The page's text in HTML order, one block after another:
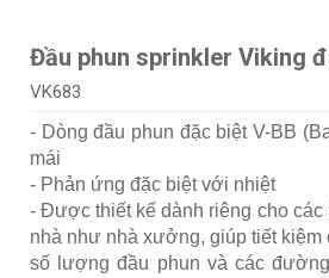
Đầu phun sprinkler Viking
VK683
- Dòng đầu phun đặc biệt V-BB
mái
- Phản ứng đặc biệt với nhiệt
- Được thiết kế dành riêng cho các
nhà như nhà xưởng, giúp tiết kiệm
số lượng đầu phun và các